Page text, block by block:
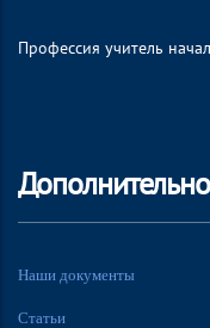
Профессия учитель
Дополнительно
Наши документы
Статьи